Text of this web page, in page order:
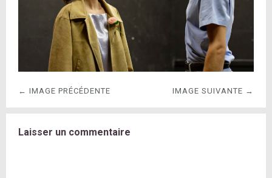
← IMAGE PRÉCÉDENTE IMAGE SUIVANTE →
Laisser un commentaire